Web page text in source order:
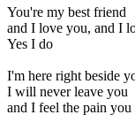
You're my best friend
and I love you, and I
Yes I do
I'm here right beside
I will never leave you
and I feel the pain